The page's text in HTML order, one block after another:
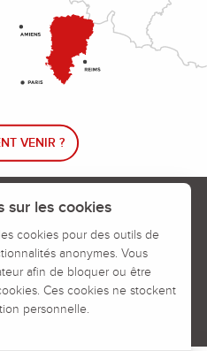
VENIR ?
jours chassés
sur un parcours
Mentions légales
sur les cookies
cookies pour des outils de
anonymes. Vous
afin de bloquer ou être
Ces cookies ne stockent
personnelle.